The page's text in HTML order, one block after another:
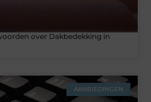
over Dakbedekking in
AANBIEDINGEN